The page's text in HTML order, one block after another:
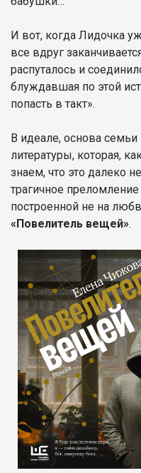
И вот, когда Лидочка
все вдруг
распуталось и
блуждавшая по этой
попасть в такт».
В идеале, основа
литературы, которая,
знаем, что это далеко
трагичное
построенной не на
«Повелитель вещей».